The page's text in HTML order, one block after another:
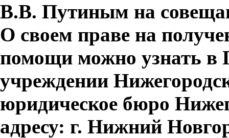
В.В. Путиным на
О своем праве на
помощи можно узнать в
учреждении
юридическое бюро
адресу: г. Нижний